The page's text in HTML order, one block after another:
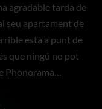
agradable tarda de
seu apartament de
està a punt de
que ningú no pot
Phonorama…